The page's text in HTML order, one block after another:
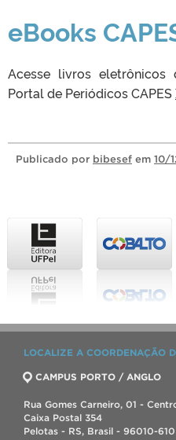
TELEFONES
eBooks
Acesse livros eletrônicos
Portal de Periódicos CAPES
Publicado por bibesef em 10/
LOCALIZE A COORDENAÇÃO
CAMPUS PORTO / ANGLO
Rua Gomes Carneiro, 01 -
Caixa Postal 354
Pelotas - RS, Brasil - 96010-610